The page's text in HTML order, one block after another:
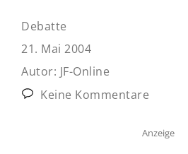
Debatte
21. Mai 2004
Autor: JF-Online
Keine Kommentare
Anzeige